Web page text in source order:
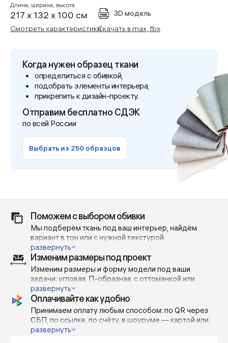
Длина, ширина, высота
217 x 132 x 100 см
Смотреть характеристики
3D модель
Скачать в max, fbx
Когда нужен образец ткани
определиться с обивкой,
подобрать элементы интерьера,
прикрепить к дизайн-проекту.
Отправим бесплатно СДЭК
по всей России
Выбрать из 250 образцов
Поможем с выбором обивки
Мы подберём ткань под ваш интерьер, найдём
вариант в тон или с нужной текстурой.
Отправим реальные фото и видео — без фильтров и
при дневном освещении, чтобы вы точно понимали,
как выглядит материал в жизни.
Поможем сделать выбор — с учётом вашей мебели,
проекта или личных предпочтений.
развернуть
Изменим размеры под проект
Изменим размеры и форму модели под ваши
задачи: угловая, П-образная, с оттоманкой или
открытым краем — всё возможно.
Изготавливаем по индивидуальным габаритам с
шагом 5-10 см, чтобы точно вписать диван в
пространство или дизайн-проект.
развернуть
Оплачивайте как удобно
Принимаем оплату любым способом: по QR через
СБП, по ссылке, по счёту, в шоуруме — картой или
наличными.
развернуть